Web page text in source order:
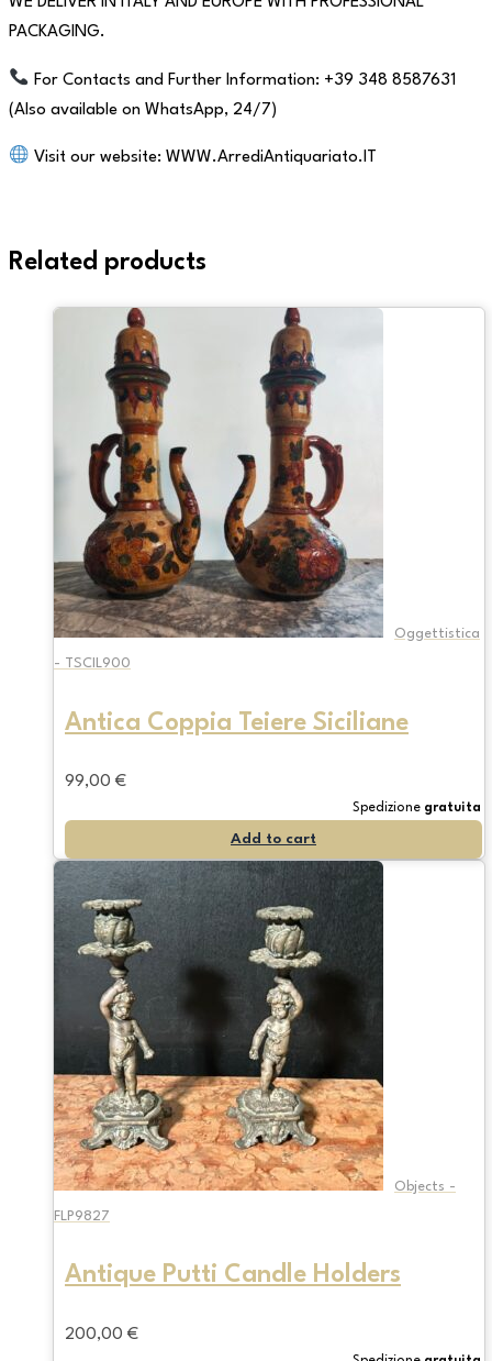
PACKAGING.
For Contacts and Further Information: +39 348 8587631
(Also available on WhatsApp, 24/7)
Visit our website: WWW.ArrediAntiquariato.IT
Related products
Oggettistica
- TSCIL900
Antica Coppia Teiere Siciliane
99,00 €
Spedizione gratuita
Add to cart
Objects -
FLP9827
Antique Putti Candle Holders
200,00 €